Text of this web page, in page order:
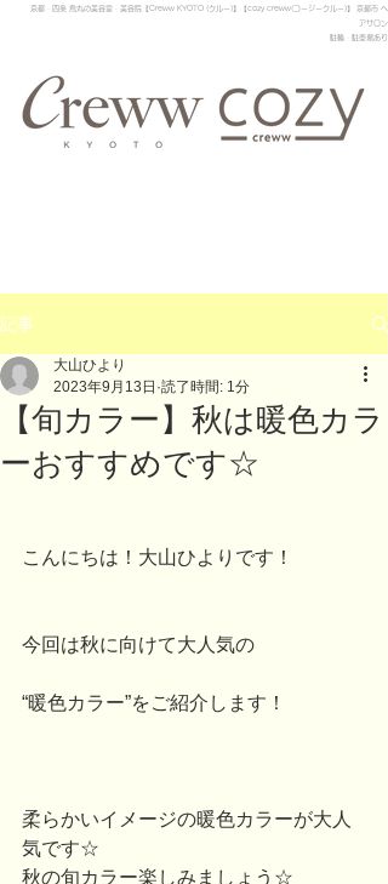
京都・四条 烏丸の美容室・美容院【Creww KYOTO (クルー)】【cozy creww(コージークルー)】 京都市 ヘ
アサロン​
​駐輪・駐車場あり
記事
【旬カラー】秋は暖色カラ
ーおすすめです☆
大山ひより
2023年9月13日 読了時間: 1分
こんにちは！大山ひよりです！
今回は秋に向けて大人気の
“暖色カラー”をご紹介します！
柔らかいイメージの暖色カラーが大人
気です☆
秋の旬カラー楽しみましょう☆